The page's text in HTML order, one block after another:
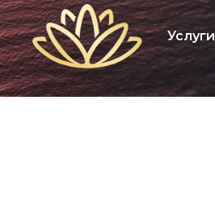
Услуги